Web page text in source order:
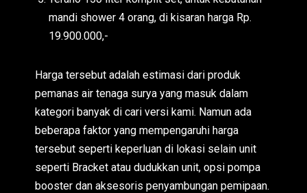
mandi shower 4 orang, di kisaran harga Rp.
19.900.000,-
Harga tersebut adalah estimasi dari produk
pemanas air tenaga surya yang masuk dalam
kategori banyak di cari versi kami. Namun ada
beberapa faktor yang mempengaruhi harga
tersebut seperti keperluan di lokasi selain unit
seperti Bracket atau dudukkan unit, opsi pompa
booster dan aksesoris penyambungan pemipaan.